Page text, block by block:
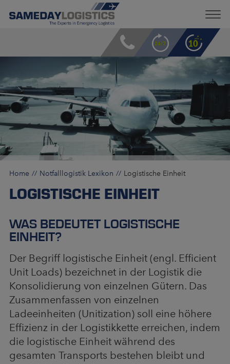
Home Notfalllogistik Lexikon Logistische Einheit
LOGISTISCHE EINHEIT
WAS BEDEUTET LOGISTISCHE
EINHEIT?
Der Begriff logistische Einheit (engl. Efficient
Unit Loads) bezeichnet in der Logistik die
Konsolidierung von einzelnen Gütern. Das
Zusammenfassen von einzelnen
Ladeeinheiten (Unitization) soll eine höhere
Effizienz in der Logistikkette erreichen, indem
die logistische Einheit während des
gesamten Transports bestehen bleibt und